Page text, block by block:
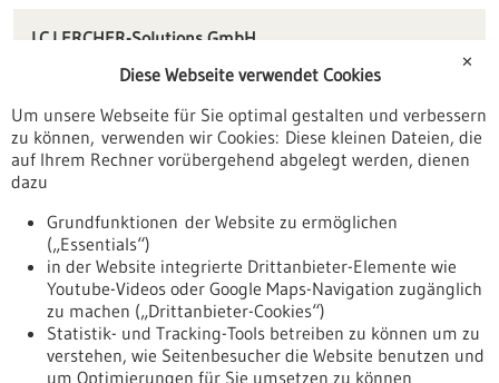
I.C.LERCHER-Solutions GmbH
78333 Stockach
info(at)icl-s.de
www.iclercher-solutions.de
Zurück zur Ergebnisliste
Nach oben
✕
Diese Webseite verwendet Cookies
Um unsere Webseite für Sie optimal gestalten und verbessern
zu können, verwenden wir Cookies: Diese kleinen Dateien, die
auf Ihrem Rechner vorübergehend abgelegt werden, dienen
dazu
Grundfunktionen der Website zu ermöglichen
(„Essentials“)
in der Website integrierte Drittanbieter-Elemente wie
Youtube-Videos oder Google Maps-Navigation zugänglich
zu machen („Drittanbieter-Cookies“)
Statistik- und Tracking-Tools betreiben zu können um zu
verstehen, wie Seitenbesucher die Website benutzen und
um Optimierungen für Sie umsetzen zu können